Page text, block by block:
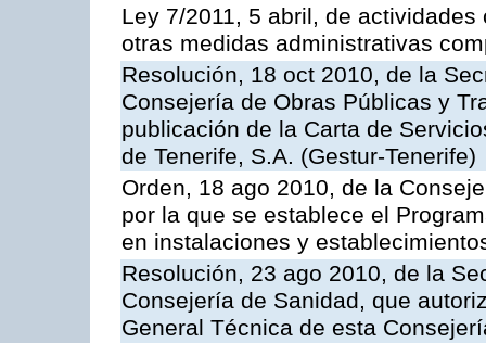
Ley 7/2011, 5 abril, de
otras medidas administrativas
Resolución, 18 oct 2010, de la
Consejería de Obras Públicas y
publicación de la Carta de
de Tenerife, S.A. (Gestur-Tenerife)
Orden, 18 ago 2010, de la
por la que se establece el
en instalaciones y
Resolución, 23 ago 2010, de la
Consejería de Sanidad, que
General Técnica de esta